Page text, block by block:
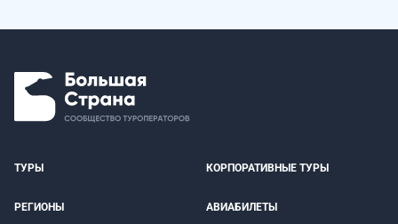
ТУРЫ КОРПОРАТИВНЫЕ ТУРЫ
РЕГИОНЫ АВИАБИЛЕТЫ